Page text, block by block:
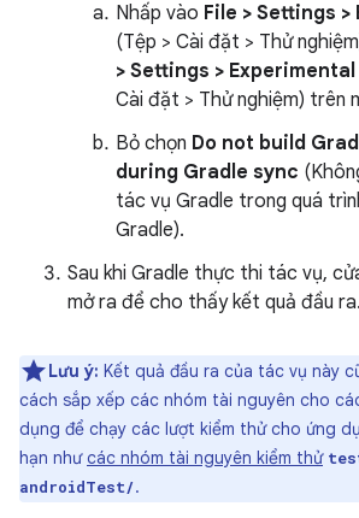
Nhấp vào File > Settings
(Tệp > Cài đặt > Thử
> Settings > Experimental
Cài đặt > Thử nghiệm) trên
Bỏ chọn Do not build
during Gradle sync
tác vụ Gradle trong quá
Gradle).
Sau khi Gradle thực thi tác vụ,
mở ra để cho thấy kết quả đầu ra.
Lưu ý: Kết quả đầu ra của tác vụ này
cách sắp xếp các nhóm tài nguyên cho
dụng để chạy các lượt kiểm thử cho ứng
hạn nhưcác nhóm tài nguyên kiểm thử
androidTest/.